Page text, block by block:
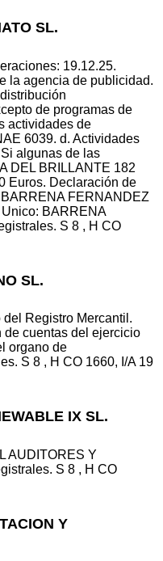
SL.
19.12.25.
la agencia de publicidad.
de programas de
actividades de
6039. d. Actividades
algunas de las
DEL BRILLANTE 182
Euros. Declaración de
FERNANDEZ
BARRENA
S 8 , H CO
SL.
Registro Mercantil.
cuentas del ejercicio
organo de
S 8 , H CO 1660, I/A 19
IX SL.
AUDITORES Y
S 8 , H CO
Y